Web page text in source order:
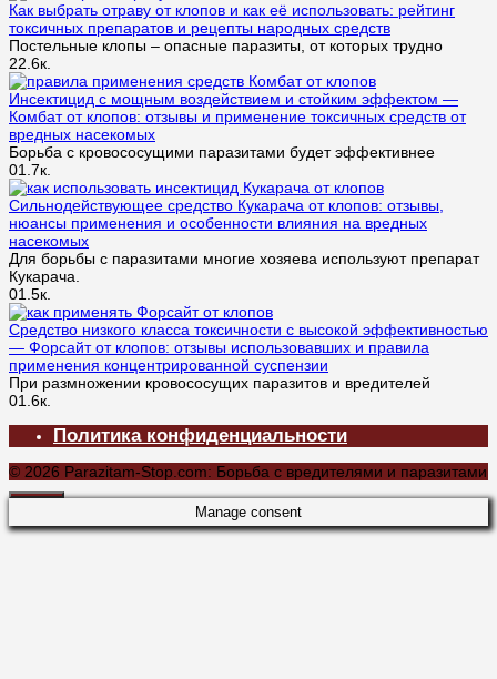
Как выбрать отраву от клопов и как её использовать: рейтинг
токсичных препаратов и рецепты народных средств
Постельные клопы – опасные паразиты, от которых трудно
22.6к.
Инсектицид с мощным воздействием и стойким эффектом —
Комбат от клопов: отзывы и применение токсичных средств от
вредных насекомых
Борьба с кровососущими паразитами будет эффективнее
01.7к.
Сильнодействующее средство Кукарача от клопов: отзывы,
нюансы применения и особенности влияния на вредных
насекомых
Для борьбы с паразитами многие хозяева используют препарат
Кукарача.
01.5к.
Средство низкого класса токсичности с высокой эффективностью
— Форсайт от клопов: отзывы использовавших и правила
применения концентрированной суспензии
При размножении кровососущих паразитов и вредителей
01.6к.
Политика конфиденциальности
© 2026 Parazitam-Stop.com: Борьба с вредителями и паразитами
Manage consent